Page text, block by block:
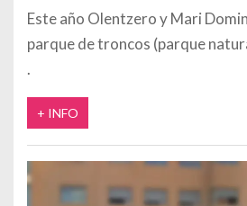
Este año Olentzero y Mari
parque de troncos (parque
+ INFO